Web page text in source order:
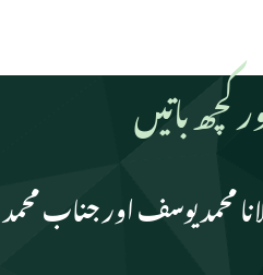
کچھ باتیں
محمد یوسف اور جناب